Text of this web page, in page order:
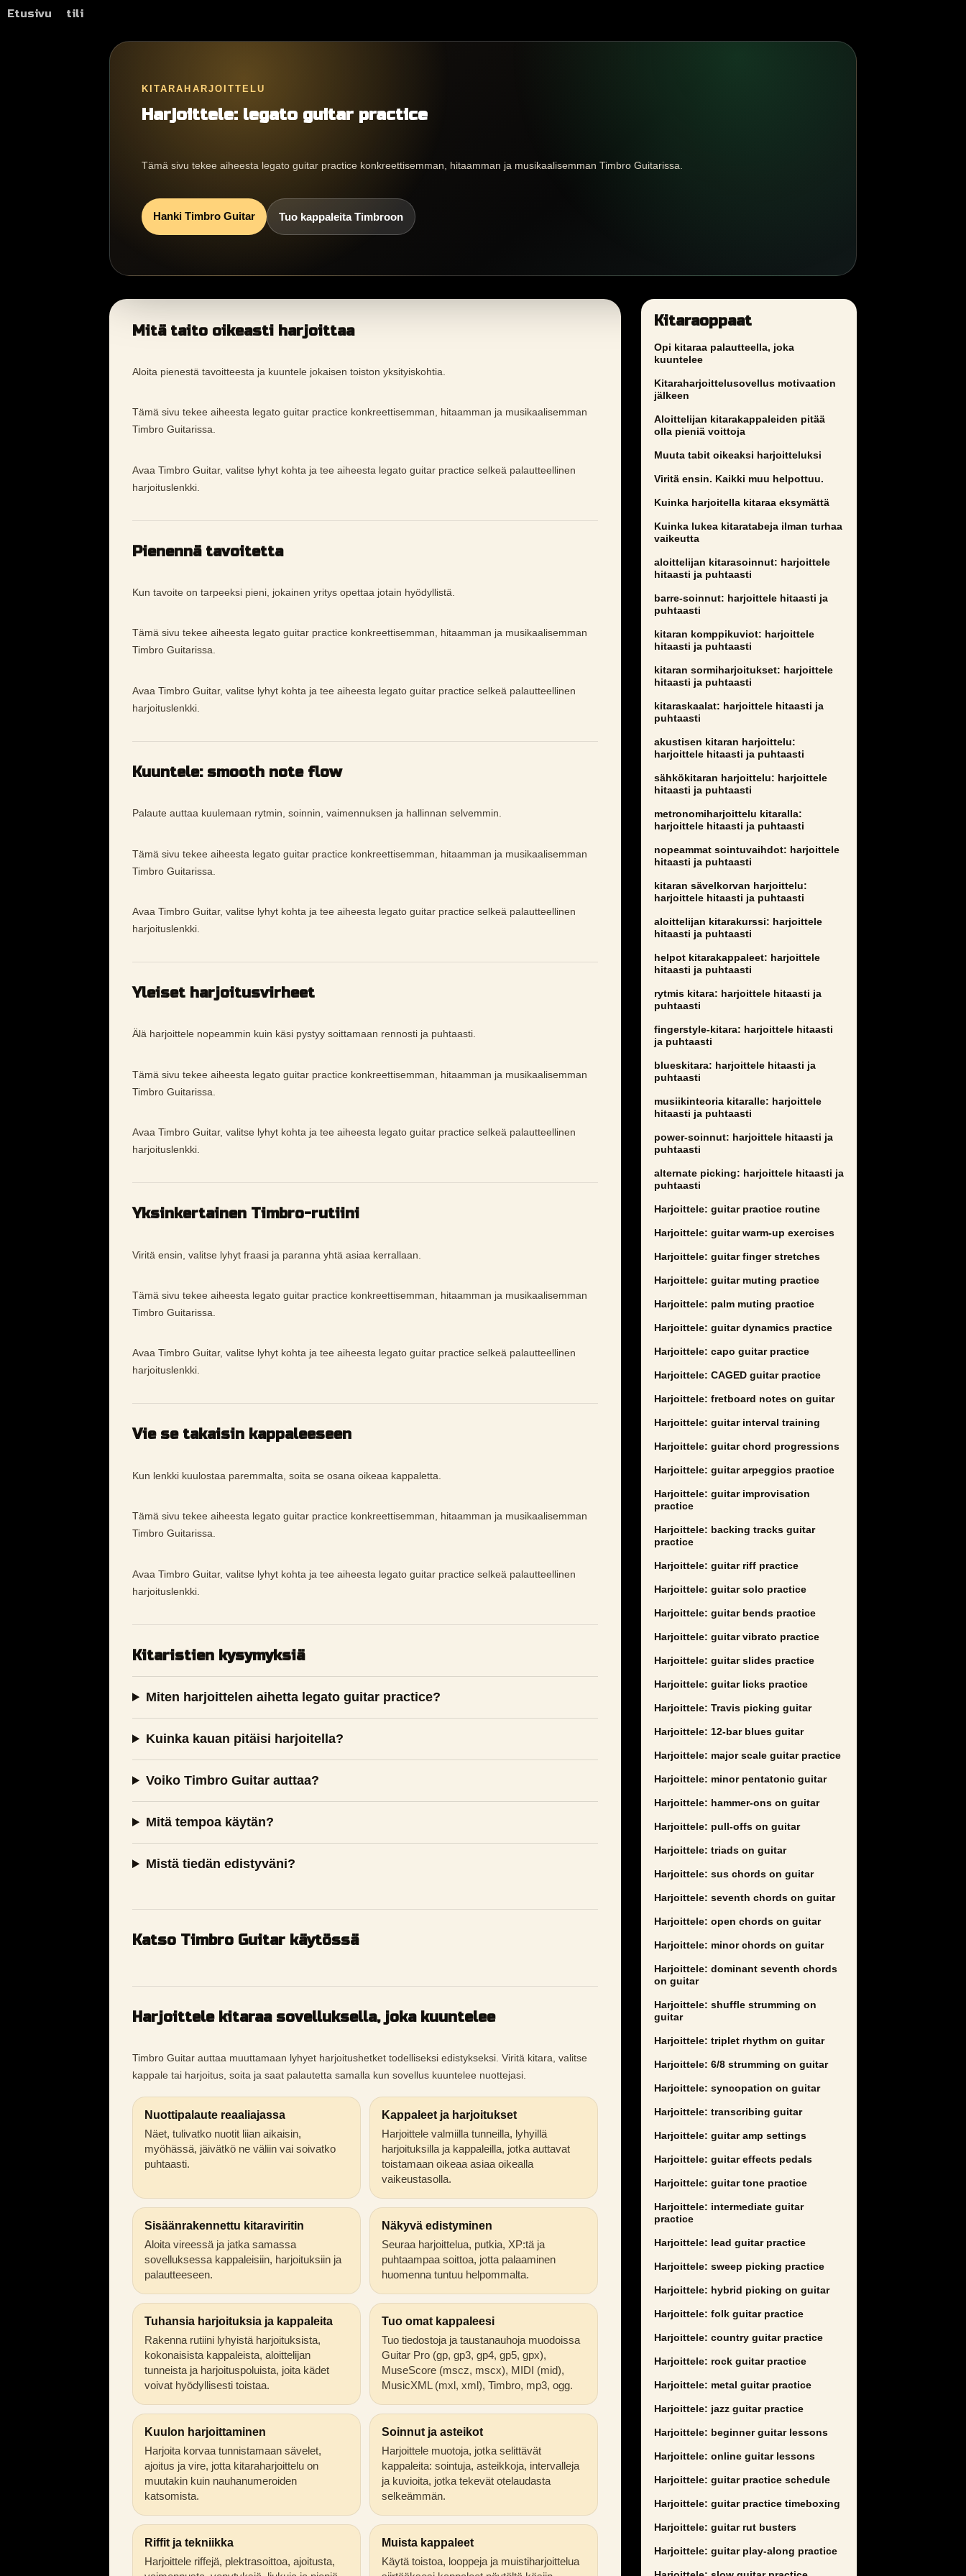
Etusivu tili
KITARAHARJOITTELU
Harjoittele: legato guitar practice
Tämä sivu tekee aiheesta legato guitar practice konkreettisemman, hitaamman ja musikaalisemman Timbro Guitarissa.
Hanki Timbro Guitar Tuo kappaleita Timbroon
Mitä taito oikeasti harjoittaa
Aloita pienestä tavoitteesta ja kuuntele jokaisen toiston yksityiskohtia.
Tämä sivu tekee aiheesta legato guitar practice konkreettisemman, hitaamman ja musikaalisemman
Timbro Guitarissa.
Avaa Timbro Guitar, valitse lyhyt kohta ja tee aiheesta legato guitar practice selkeä palautteellinen
harjoituslenkki.
Pienennä tavoitetta
Kun tavoite on tarpeeksi pieni, jokainen yritys opettaa jotain hyödyllistä.
Tämä sivu tekee aiheesta legato guitar practice konkreettisemman, hitaamman ja musikaalisemman
Timbro Guitarissa.
Avaa Timbro Guitar, valitse lyhyt kohta ja tee aiheesta legato guitar practice selkeä palautteellinen
harjoituslenkki.
Kuuntele: smooth note flow
Palaute auttaa kuulemaan rytmin, soinnin, vaimennuksen ja hallinnan selvemmin.
Tämä sivu tekee aiheesta legato guitar practice konkreettisemman, hitaamman ja musikaalisemman
Timbro Guitarissa.
Avaa Timbro Guitar, valitse lyhyt kohta ja tee aiheesta legato guitar practice selkeä palautteellinen
harjoituslenkki.
Yleiset harjoitusvirheet
Älä harjoittele nopeammin kuin käsi pystyy soittamaan rennosti ja puhtaasti.
Tämä sivu tekee aiheesta legato guitar practice konkreettisemman, hitaamman ja musikaalisemman
Timbro Guitarissa.
Avaa Timbro Guitar, valitse lyhyt kohta ja tee aiheesta legato guitar practice selkeä palautteellinen
harjoituslenkki.
Yksinkertainen Timbro-rutiini
Viritä ensin, valitse lyhyt fraasi ja paranna yhtä asiaa kerrallaan.
Tämä sivu tekee aiheesta legato guitar practice konkreettisemman, hitaamman ja musikaalisemman
Timbro Guitarissa.
Avaa Timbro Guitar, valitse lyhyt kohta ja tee aiheesta legato guitar practice selkeä palautteellinen
harjoituslenkki.
Vie se takaisin kappaleeseen
Kun lenkki kuulostaa paremmalta, soita se osana oikeaa kappaletta.
Tämä sivu tekee aiheesta legato guitar practice konkreettisemman, hitaamman ja musikaalisemman
Timbro Guitarissa.
Avaa Timbro Guitar, valitse lyhyt kohta ja tee aiheesta legato guitar practice selkeä palautteellinen
harjoituslenkki.
Kitaristien kysymyksiä
Miten harjoittelen aihetta legato guitar practice?
Kuinka kauan pitäisi harjoitella?
Voiko Timbro Guitar auttaa?
Mitä tempoa käytän?
Mistä tiedän edistyväni?
Katso Timbro Guitar käytössä
Harjoittele kitaraa sovelluksella, joka kuuntelee
Timbro Guitar auttaa muuttamaan lyhyet harjoitushetket todelliseksi edistykseksi. Viritä kitara, valitse
kappale tai harjoitus, soita ja saat palautetta samalla kun sovellus kuuntelee nuottejasi.
Nuottipalaute reaaliajassa
Näet, tulivatko nuotit liian aikaisin,
myöhässä, jäivätkö ne väliin vai soivatko
puhtaasti.
Kappaleet ja harjoitukset
Harjoittele valmiilla tunneilla, lyhyillä
harjoituksilla ja kappaleilla, jotka auttavat
toistamaan oikeaa asiaa oikealla
vaikeustasolla.
Sisäänrakennettu kitaraviritin
Aloita vireessä ja jatka samassa
sovelluksessa kappaleisiin, harjoituksiin ja
palautteeseen.
Näkyvä edistyminen
Seuraa harjoittelua, putkia, XP:tä ja
puhtaampaa soittoa, jotta palaaminen
huomenna tuntuu helpommalta.
Tuhansia harjoituksia ja kappaleita
Rakenna rutiini lyhyistä harjoituksista,
kokonaisista kappaleista, aloittelijan
tunneista ja harjoituspoluista, joita kädet
voivat hyödyllisesti toistaa.
Tuo omat kappaleesi
Tuo tiedostoja ja taustanauhoja muodoissa
Guitar Pro (gp, gp3, gp4, gp5, gpx),
MuseScore (mscz, mscx), MIDI (mid),
MusicXML (mxl, xml), Timbro, mp3, ogg.
Kuulon harjoittaminen
Harjoita korvaa tunnistamaan sävelet,
ajoitus ja vire, jotta kitaraharjoittelu on
muutakin kuin nauhanumeroiden
katsomista.
Soinnut ja asteikot
Harjoittele muotoja, jotka selittävät
kappaleita: sointuja, asteikkoja, intervalleja
ja kuvioita, jotka tekevät otelaudasta
selkeämmän.
Riffit ja tekniikka
Harjoittele riffejä, plektrasoittoa, ajoitusta,
Muista kappaleet
Käytä toistoa, looppeja ja muistiharjoittelua
Kitaraoppaat
Opi kitaraa palautteella, joka
kuuntelee
Kitaraharjoittelusovellus motivaation
jälkeen
Aloittelijan kitarakappaleiden pitää
olla pieniä voittoja
Muuta tabit oikeaksi harjoitteluksi
Viritä ensin. Kaikki muu helpottuu.
Kuinka harjoitella kitaraa eksymättä
Kuinka lukea kitaratabeja ilman turhaa
vaikeutta
aloittelijan kitarasoinnut: harjoittele
hitaasti ja puhtaasti
barre-soinnut: harjoittele hitaasti ja
puhtaasti
kitaran komppikuviot: harjoittele
hitaasti ja puhtaasti
kitaran sormiharjoitukset: harjoittele
hitaasti ja puhtaasti
kitaraskaalat: harjoittele hitaasti ja
puhtaasti
akustisen kitaran harjoittelu:
harjoittele hitaasti ja puhtaasti
sähkökitaran harjoittelu: harjoittele
hitaasti ja puhtaasti
metronomiharjoittelu kitaralla:
harjoittele hitaasti ja puhtaasti
nopeammat sointuvaihdot: harjoittele
hitaasti ja puhtaasti
kitaran sävelkorvan harjoittelu:
harjoittele hitaasti ja puhtaasti
aloittelijan kitarakurssi: harjoittele
hitaasti ja puhtaasti
helpot kitarakappaleet: harjoittele
hitaasti ja puhtaasti
rytmis kitara: harjoittele hitaasti ja
puhtaasti
fingerstyle-kitara: harjoittele hitaasti
ja puhtaasti
blueskitara: harjoittele hitaasti ja
puhtaasti
musiikinteoria kitaralle: harjoittele
hitaasti ja puhtaasti
power-soinnut: harjoittele hitaasti ja
puhtaasti
alternate picking: harjoittele hitaasti ja
puhtaasti
Harjoittele: guitar practice routine
Harjoittele: guitar warm-up exercises
Harjoittele: guitar finger stretches
Harjoittele: guitar muting practice
Harjoittele: palm muting practice
Harjoittele: guitar dynamics practice
Harjoittele: capo guitar practice
Harjoittele: CAGED guitar practice
Harjoittele: fretboard notes on guitar
Harjoittele: guitar interval training
Harjoittele: guitar chord progressions
Harjoittele: guitar arpeggios practice
Harjoittele: guitar improvisation
practice
Harjoittele: backing tracks guitar
practice
Harjoittele: guitar riff practice
Harjoittele: guitar solo practice
Harjoittele: guitar bends practice
Harjoittele: guitar vibrato practice
Harjoittele: guitar slides practice
Harjoittele: guitar licks practice
Harjoittele: Travis picking guitar
Harjoittele: 12-bar blues guitar
Harjoittele: major scale guitar practice
Harjoittele: minor pentatonic guitar
Harjoittele: hammer-ons on guitar
Harjoittele: pull-offs on guitar
Harjoittele: triads on guitar
Harjoittele: sus chords on guitar
Harjoittele: seventh chords on guitar
Harjoittele: open chords on guitar
Harjoittele: minor chords on guitar
Harjoittele: dominant seventh chords
on guitar
Harjoittele: shuffle strumming on
guitar
Harjoittele: triplet rhythm on guitar
Harjoittele: 6/8 strumming on guitar
Harjoittele: syncopation on guitar
Harjoittele: transcribing guitar
Harjoittele: guitar amp settings
Harjoittele: guitar effects pedals
Harjoittele: guitar tone practice
Harjoittele: intermediate guitar
practice
Harjoittele: lead guitar practice
Harjoittele: sweep picking practice
Harjoittele: hybrid picking on guitar
Harjoittele: folk guitar practice
Harjoittele: country guitar practice
Harjoittele: rock guitar practice
Harjoittele: metal guitar practice
Harjoittele: jazz guitar practice
Harjoittele: beginner guitar lessons
Harjoittele: online guitar lessons
Harjoittele: guitar practice schedule
Harjoittele: guitar practice timeboxing
Harjoittele: guitar rut busters
Harjoittele: guitar play-along practice